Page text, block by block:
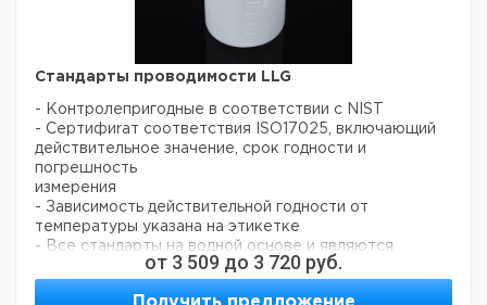
Стандарты проводимости LLG
- Контролепригодные в соответствии с NIST
- Сертифиrат соответствия ISO17025, включающий
действительное значение, срок годности и
погрешность
измерения
- Зависимость действительной годности от
температуры указана на этикетке
- Все стандарты на водной основе и являются
- Поставляются в небьющихся бутылях из
от 3 509 до 3 720 руб.